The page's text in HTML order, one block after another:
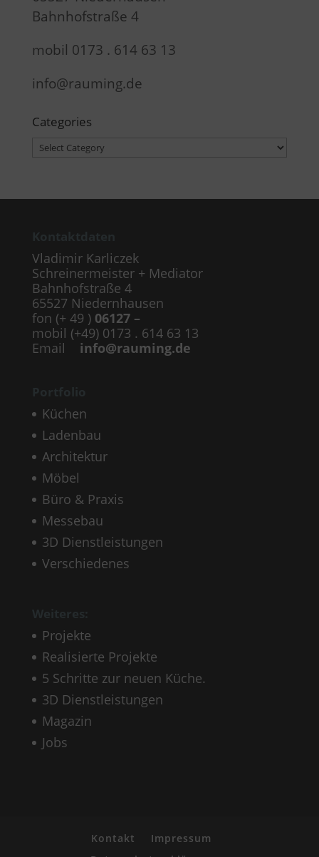
Bahnhofstraße 4
mobil 0173 . 614 63 13
info@rauming.de
Categories
Categories
Vladimir Karliczek
Schreinermeister + Mediator
Bahnhofstraße 4
65527 Niedernhausen
fon (+ 49 ) 06127 –
mobil (+49) 0173 . 614 63 13
Email info@rauming.de
Küchen
Ladenbau
Architektur
Möbel
Büro & Praxis
Messebau
3D Dienstleistungen
Verschiedenes
Projekte
Realisierte Projekte
5 Schritte zur neuen Küche.
3D Dienstleistungen
Magazin
Jobs
Kontakt
Impressum